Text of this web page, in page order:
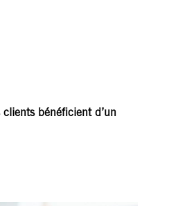
bénéficient d’un